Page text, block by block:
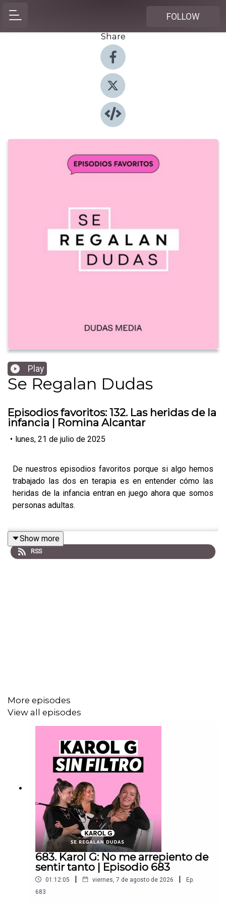
FOLLOW
Share
Play
Se Regalan Dudas
Episodios favoritos: 132. Las heridas de la
infancia | Romina Alcantar
• lunes, 21 de julio de 2025
De nuestros episodios favoritos porque si algo hemos
trabajado las dos en terapia es en entender cómo las
heridas de la infancia entran en juego ahora que somos
personas adultas.
En este episodio entendimos cuáles son y cómo entran
en juego en nuestra vida.
––––
Si quieres ver nuestros nuevos episodios un día antes y
sin anuncios, puedes unirte a nuestra membresía de
aquí.Con tu apoyo nos ayudas a seguir creando
y compartiendo nuevas conversaciones cada semana.
Show more
RSS
More episodes
View all episodes
683. Karol G: No me arrepiento de
sentir tanto | Episodio 683
01:12:05 | viernes, 7 de agosto de 2026 |
Ep.
683